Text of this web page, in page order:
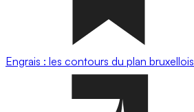
Engrais : les contours du plan bruxellois